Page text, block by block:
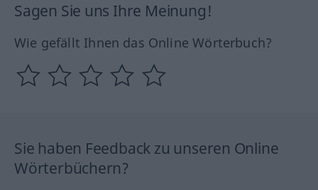
Sagen Sie uns Ihre Meinung!
Wie gefällt Ihnen das Online Wörterbuch?
Sie haben Feedback zu unseren Online
Wörterbüchern?